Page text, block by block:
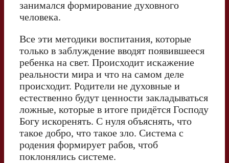
занимался формирование духовного
человека.
Все эти методики воспитания, которые
только в заблуждение вводят появившееся
ребенка на свет. Происходит искажение
реальности мира и что на самом деле
происходит. Родители не духовные и
естественно будут ценности закладываться
ложные, которые в итоге придётся Господу
Богу искоренять. С нуля объяснять, что
такое добро, что такое зло. Система с
родения формирует рабов, чтоб
поклонялись системе.